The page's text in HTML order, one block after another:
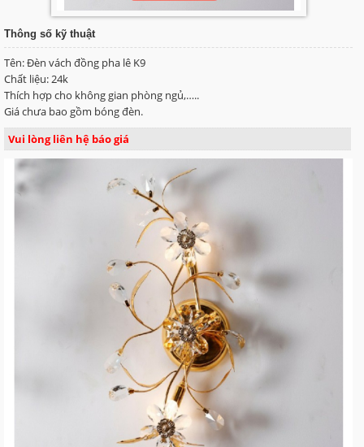
Thông số kỹ thuật
Tên: Đèn vách đồng pha lê K9
Chất liệu: 24k
Thích hợp cho không gian phòng ngủ,…..
Giá chưa bao gồm bóng đèn.
Vui lòng liên hệ báo giá